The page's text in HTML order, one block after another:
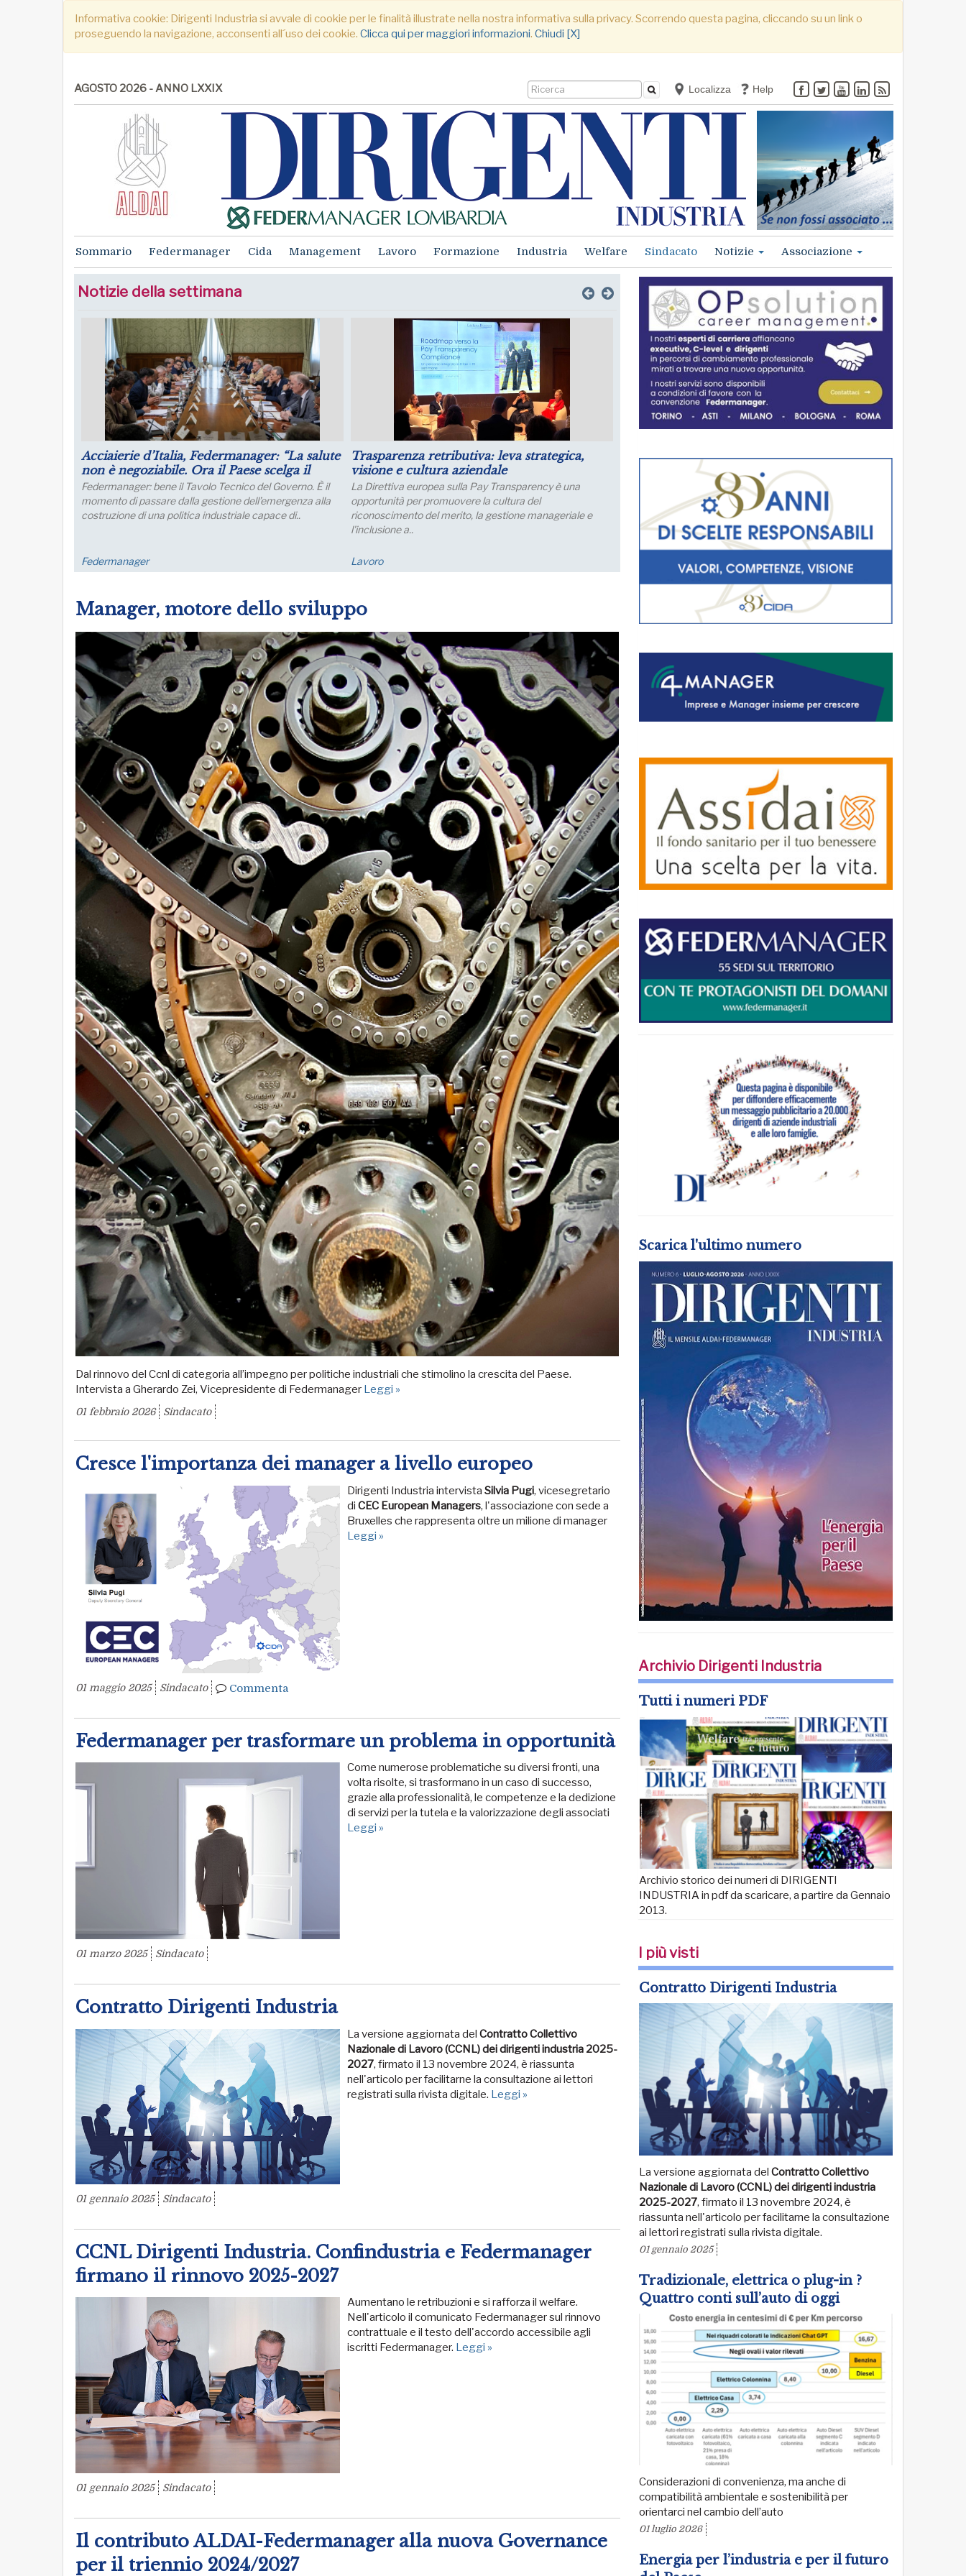
Informativa cookie: Dirigenti Industria si avvale di cookie per le finalità illustrate nella nostra informativa sulla privacy. Scorrendo questa pagina, cliccando su un link o
proseguendo la navigazione, acconsenti all´uso dei cookie. Clicca qui per maggiori informazioni. Chiudi [X]
AGOSTO 2026 - ANNO LXXIX Localizza Help
Sommario Federmanager Cida Management Lavoro Formazione Industria Welfare Sindacato Notizie Associazione
Notizie della settimana
Puntare su infrastrutture e manager per il
futuro dell’industria del nord Italia
Lo sviluppo di quest’area è fondamentale per un
collegamento con l’Europa
FM Trieste
Luglio: migliorano le aspettative sulla
produzione
Le aspettative delle grandi imprese industriali migliorano
a luglio, con un aumento della quota di imprese che
prevede una crescita della produzione; nei..
Economia
Manager, motore dello sviluppo
Dal rinnovo del Ccnl di categoria all’impegno per politiche industriali che stimolino la crescita del Paese.
Intervista a Gherardo Zei, Vicepresidente di Federmanager Leggi »
01 febbraio 2026 Sindacato
Cresce l'importanza dei manager a livello europeo
Dirigenti Industria intervista Silvia Pugi, vicesegretario
di CEC European Managers, l'associazione con sede a
Bruxelles che rappresenta oltre un milione di manager
Leggi »
01 maggio 2025 Sindacato Commenta
Federmanager per trasformare un problema in opportunità
Come numerose problematiche su diversi fronti, una
volta risolte, si trasformano in un caso di successo,
grazie alla professionalità, le competenze e la dedizione
di servizi per la tutela e la valorizzazione degli associati
Leggi »
01 marzo 2025 Sindacato
Contratto Dirigenti Industria
La versione aggiornata del Contratto Collettivo
Nazionale di Lavoro (CCNL) dei dirigenti industria 2025-
2027, firmato il 13 novembre 2024, è riassunta
nell'articolo per facilitarne la consultazione ai lettori
registrati sulla rivista digitale. Leggi »
01 gennaio 2025 Sindacato
CCNL Dirigenti Industria. Confindustria e Federmanager
firmano il rinnovo 2025-2027
Aumentano le retribuzioni e si rafforza il welfare.
Nell'articolo il comunicato Federmanager sul rinnovo
contrattuale e il testo dell'accordo accessibile agli
iscritti Federmanager. Leggi »
01 gennaio 2025 Sindacato
Il contributo ALDAI-Federmanager alla nuova Governance
per il triennio 2024/2027
Scarica l'ultimo numero
Archivio Dirigenti Industria
Tutti i numeri PDF
Archivio storico dei numeri di DIRIGENTI
INDUSTRIA in pdf da scaricare, a partire da Gennaio
2013.
I più visti
Contratto Dirigenti Industria
La versione aggiornata del Contratto Collettivo
Nazionale di Lavoro (CCNL) dei dirigenti industria
2025-2027, firmato il 13 novembre 2024, è
riassunta nell'articolo per facilitarne la consultazione
ai lettori registrati sulla rivista digitale.
01 gennaio 2025
Tradizionale, elettrica o plug-in ?
Quattro conti sull’auto di oggi
Considerazioni di convenienza, ma anche di
compatibilità ambientale e sostenibilità per
orientarci nel cambio dell’auto
01 luglio 2026
Energia per l’industria e per il futuro